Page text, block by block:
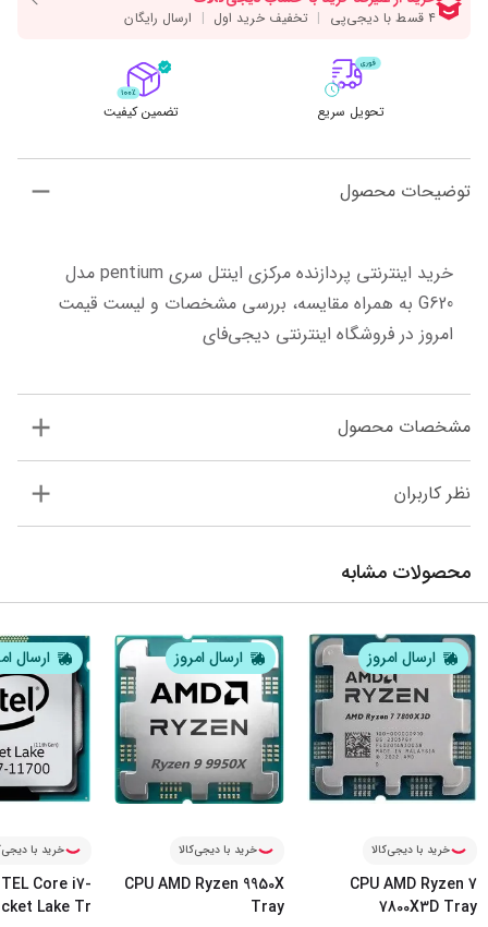
تحویل سریع تضمین کیفیت
توضیحات محصول
امروز در فروشگاه اینترنتی دیجی‌فای
مشخصات محصول
نظر کاربران
محصولات مشابه
ارسال امروز
خرید با دیجی‌کالا
CPU AMD Ryzen 7
7800X3D Tray
ارسال امروز
خرید با دیجی‌کالا
CPU AMD Ryzen 9950X
Tray
ارسال
خرید با
Core i7-
Lake Tr